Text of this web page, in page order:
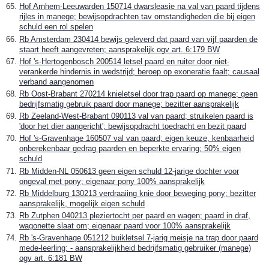
Hof Arnhem-Leeuwarden 150714 dwarsleasie na val van paard tijdens
rijles in manege; bewijsopdrachten tav omstandigheden die bij eigen
schuld een rol spelen
Rb Amsterdam 230414 bewijs geleverd dat paard van vijf paarden de
staart heeft aangevreten; aansprakelijk ogv art. 6:179 BW
Hof 's-Hertogenbosch 200514 letsel paard en ruiter door niet-
verankerde hindernis in wedstrijd; beroep op exoneratie faalt; causaal
verband aangenomen
Rb Oost-Brabant 270214 knieletsel door trap paard op manege; geen
bedrijfsmatig gebruik paard door manege; bezitter aansprakelijk
Rb Zeeland-West-Brabant 090113 val van paard; struikelen paard is
'door het dier aangericht'; bewijsopdracht toedracht en bezit paard
Hof 's-Gravenhage 160507 val van paard; eigen keuze, kenbaarheid
onberekenbaar gedrag paarden en beperkte ervaring; 50% eigen
schuld
Rb Midden-NL 050613 geen eigen schuld 12-jarige dochter voor
ongeval met pony; eigenaar pony 100% aansprakelijk
Rb Middelburg 130213 verdraaiing knie door beweging pony; bezitter
aansprakelijk, mogelijk eigen schuld
Rb Zutphen 040213 pleziertocht per paard en wagen; paard in draf,
wagonette slaat om; eigenaar paard voor 100% aansprakelijk
Rb 's-Gravenhage 051212 buikletsel 7-jarig meisje na trap door paard
mede-leerling; - aansprakelijkheid bedrijfsmatig gebruiker (manege)
ogv art. 6:181 BW